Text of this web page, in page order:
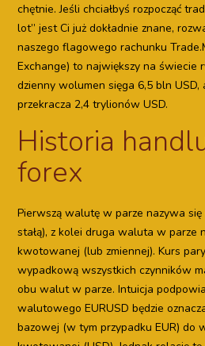
chętnie. Jeśli chciałbyś rozpocząć
lot” jest Ci już dokładnie znane,
naszego flagowego rachunku
Exchange) to największy na świecie
dzienny wolumen sięga 6,5 bln
przekracza 2,4 trylionów USD.
Historia
forex
Pierwszą walutę w parze nazywa
stałą), z kolei druga waluta w parze
kwotowanej (lub zmiennej). Kurs
wypadkową wszystkich czynników
obu walut w parze. Intuicja
walutowego EURUSD będzie
bazowej (w tym przypadku EUR) do